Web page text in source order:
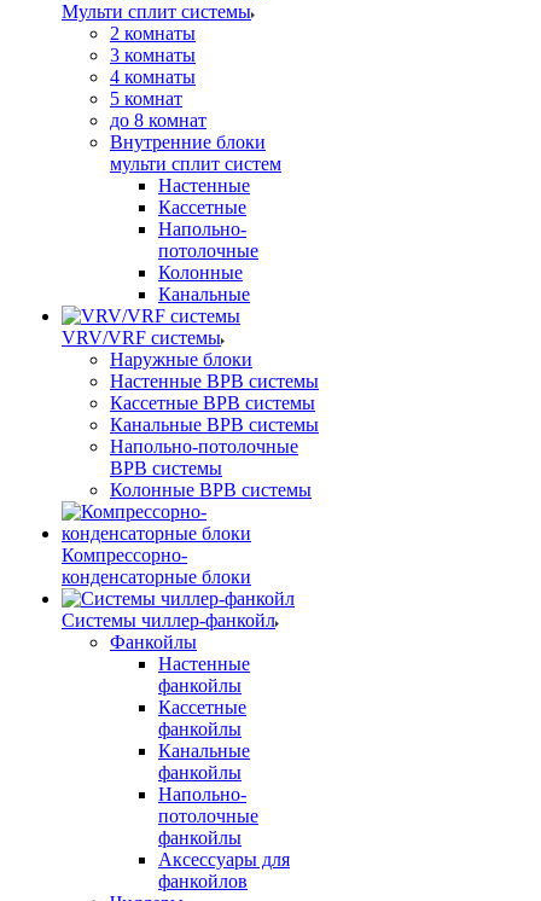
Мульти сплит системы
2 комнаты
3 комнаты
4 комнаты
5 комнат
до 8 комнат
Внутренние блоки
мульти сплит систем
Настенные
Кассетные
Напольно-
потолочные
Колонные
Канальные
VRV/VRF системы
Наружные блоки
Настенные ВРВ системы
Кассетные ВРВ системы
Канальные ВРВ системы
Напольно-потолочные
ВРВ системы
Колонные ВРВ системы
Компрессорно-
конденсаторные блоки
Системы чиллер-фанкойл
Фанкойлы
Настенные
фанкойлы
Кассетные
фанкойлы
Канальные
фанкойлы
Напольно-
потолочные
фанкойлы
Аксессуары для
фанкойлов